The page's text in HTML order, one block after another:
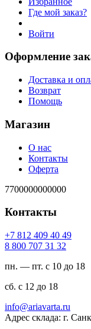
Где мой заказ?
Войти
Оформление
Доставка и
Возврат
Помощь
Магазин
О нас
Контакты
Оферта
7700000000000
Контакты
94 04 904 218 7+
23 13 707 008 8
пн. — пт. с 10 до 18
сб. с 12 до 18
ur.atravaira@ofni
Адрес склада: г.